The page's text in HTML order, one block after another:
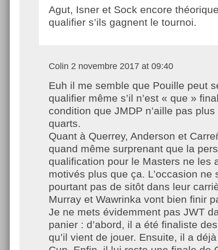
Agut, Isner et Sock encore
qualifier s’ils gagnent le tournoi.
Colin 2 novembre 2017 at 09:40
Euh il me semble que Pouille peut
qualifier même s’il n’est « que »
condition que JMDP n’aille pas
quarts.
Quant à Querrey, Anderson et
quand même surprenant que la
qualification pour le Masters ne les
motivés plus que ça. L’occasion ne
pourtant pas de sitôt dans leur
Murray et Wawrinka vont bien finir
Je ne mets évidemment pas JWT
panier : d’abord, il a été finaliste
qu’il vient de jouer. Ensuite, il a